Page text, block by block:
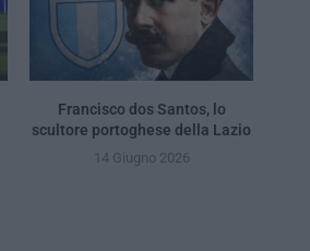
Francisco dos Santos, lo
scultore portoghese della Lazio
14 Giugno 2026